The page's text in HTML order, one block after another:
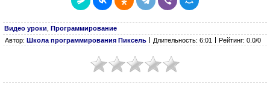
Видео уроки Программирование
Автор: Школа программирования Пиксель Длительность: 6:01 Рейтинг: 0.0/0